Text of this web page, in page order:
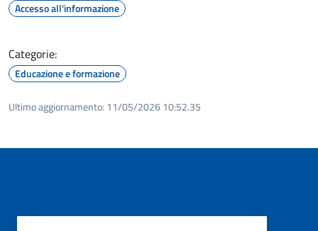
Accesso all'informazione
Categorie:
Educazione e formazione
Ultimo aggiornamento: 11/05/2026 10:52.35